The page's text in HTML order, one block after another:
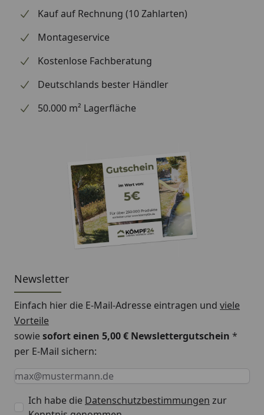
Kauf auf Rechnung (10 Zahlarten)
Montageservice
Kostenlose Fachberatung
Deutschlands bester Händler
50.000 m² Lagerfläche
Newsletter
Einfach hier die E-Mail-Adresse eintragen und viele
Vorteile
sowiesofort einen 5,00 € Newslettergutschein *
per E-Mail sichern:
Keine Eingabe erforderlich
Eingabe erforderlich
E-Mail *
Ich habe die Datenschutzbestimmungen zur